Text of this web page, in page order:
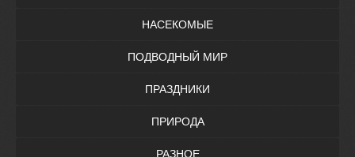
НАСЕКОМЫЕ
ПОДВОДНЫЙ МИР
ПРАЗДНИКИ
ПРИРОДА
РАЗНОЕ